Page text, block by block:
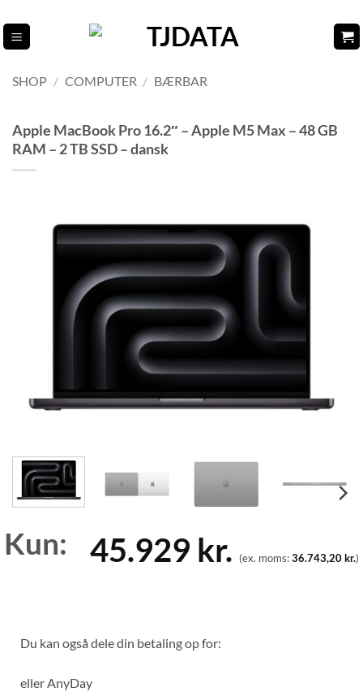
til
indhold
SHOP / COMPUTER / BÆRBAR
Apple MacBook Pro 16.2″ – Apple M5 Max – 48 GB
RAM – 2 TB SSD – dansk
Kun: 45.929 kr. (ex. moms:36.743,20kr.)
Du kan også dele din betaling op for:
ellerAnyDay